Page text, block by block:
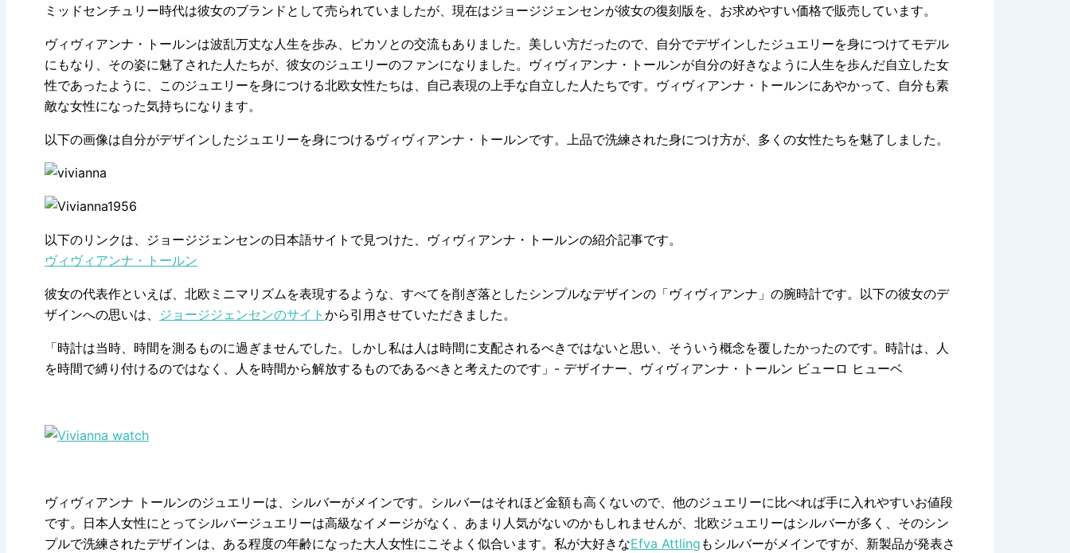
ミッドセンチュリー時代は彼女のブランドとして売られていましたが、現在はジョージジェンセンが彼女の復刻版を、お求めやすい価格で販売しています。
ヴィヴィアンナ・トールンは波乱万丈な人生を歩み、ピカソとの交流もありました。美しい方だったので、自分でデザインしたジュエリーを身につけてモデル
にもなり、その姿に魅了された人たちが、彼女のジュエリーのファンになりました。ヴィヴィアンナ・トールンが自分の好きなように人生を歩んだ自立した女
性であったように、このジュエリーを身につける北欧女性たちは、自己表現の上手な自立した人たちです。ヴィヴィアンナ・トールンにあやかって、自分も素
敵な女性になった気持ちになります。
以下の画像は自分がデザインしたジュエリーを身につけるヴィヴィアンナ・トールンです。上品で洗練された身につけ方が、多くの女性たちを魅了しました。
以下のリンクは、ジョージジェンセンの日本語サイトで見つけた、ヴィヴィアンナ・トールンの紹介記事です。
ヴィヴィアンナ・トールン
彼女の代表作といえば、北欧ミニマリズムを表現するような、すべてを削ぎ落としたシンプルなデザインの「ヴィヴィアンナ」の腕時計です。以下の彼女のデ
ザインへの思いは、 ジョージジェンセンのサイト から引用させていただきました。
「時計は当時、時間を測るものに過ぎませんでした。しかし私は人は時間に支配されるべきではないと思い、そういう概念を覆したかったのです。時計は、人
を時間で縛り付けるのではなく、人を時間から解放するものであるべきと考えたのです」- デザイナー、ヴィヴィアンナ・トールン ビューロ ヒューベ
ヴィヴィアンナ トールンのジュエリーは、シルバーがメインです。シルバーはそれほど金額も高くないので、他のジュエリーに比べれば手に入れやすいお値段
です。日本人女性にとってシルバージュエリーは高級なイメージがなく、あまり人気がないのかもしれませんが、北欧ジュエリーはシルバーが多く、そのシン
プルで洗練されたデザインは、ある程度の年齢になった大人女性にこそよく似合います。私が大好きなEfva Attling もシルバーがメインですが、新製品が発表さ